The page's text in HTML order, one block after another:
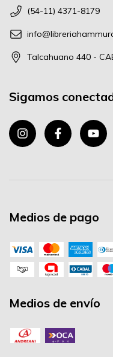
(54-11) 4371-8179
Talcahuano 440 -
Sigamos
Medios de pago
Medios de envío